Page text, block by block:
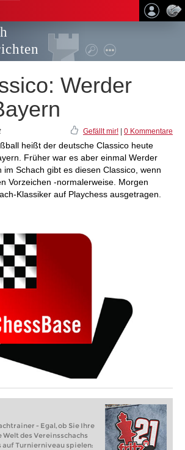
Werder
Gefällt mir! 0 Kommentare
heißt der deutsche Classico heute
Früher war es aber einmal Werder
im Schach gibt es diesen Classico, wenn
Vorzeichen -normalerweise. Morgen
Klassiker auf Playchess ausgetragen.
- Egal, ob Sie Ihre
des Vereinsschachs
auf Turnierniveau spielen: